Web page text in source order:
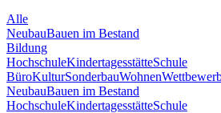
Alle
NeubauBauen im Bestand
Bildung
HochschuleKindertagesstätteSchule
BüroKulturSonderbauWohnen
NeubauBauen im Bestand
HochschuleKindertagesstätteSchule